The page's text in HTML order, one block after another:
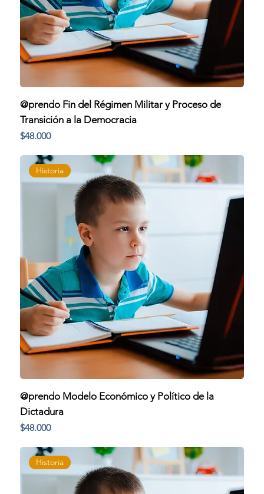
@prendo Fin del Régimen Militar y Proceso de
Transición a la Democracia
Precio
$48.000
Historia
@prendo Modelo Económico y Político de la
Dictadura
Precio
$48.000
Historia